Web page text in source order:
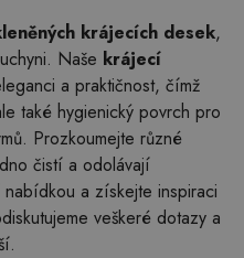
krájecích desek,
Naše krájecí
a praktičnost, čímž
také hygienický povrch pro
Prozkoumejte různé
čistí a odolávají
a získejte inspiraci
veškeré dotazy a